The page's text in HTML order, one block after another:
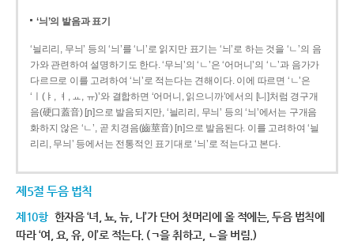
‘늬’의 발음과 표기
‘늴리리, 무늬’ 등의 ‘늬’를 ‘니’로 읽지만 표기는 ‘늬’로 하는 것을 ‘ㄴ’의 음
가와 관련하여 설명하기도 한다. ‘무늬’의 ‘ㄴ’은 ‘어머니’의 ‘ㄴ’과 음가가
다르므로 이를 고려하여 ‘늬’로 적는다는 견해이다. 이에 따르면 ‘ㄴ’은
‘ㅣ(ㅑ, ㅕ, ㅛ, ㅠ)’와 결합하면 ‘어머니, 읽으니까’에서의 [니]처럼 경구개
음(硬口蓋音) [ɲ]으로 발음되지만, ‘늴리리, 무늬’ 등의 ‘늬’에서는 구개음
화하지 않은 ‘ㄴ’, 곧 치경음(齒莖音) [n]으로 발음된다. 이를 고려하여 ‘늴
리리, 무늬’ 등에서는 전통적인 표기대로 ‘늬’로 적는다고 본다.
제5절 두음 법칙
제10항 한자음 ‘녀, 뇨, 뉴, 니’가 단어 첫머리에 올 적에는, 두음 법칙에
따라 ‘여, 요, 유, 이’로 적는다. (ㄱ을 취하고, ㄴ을 버림.)